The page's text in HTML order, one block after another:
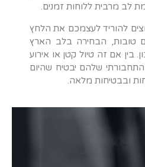
לב מרבית ללוחות זמנים.
להוריד לעצמכם את הלחץ
טובות, הבחירה בלב הארץ
בין אם זה טיול קטן או אירוע
שלהם יבטיח שהיום
ובבטיחות מלאה.